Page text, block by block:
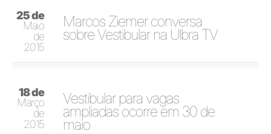
25 de
Maio
de
2015
Marcos Ziemer conversa
sobre Vestibular na Ulbra TV
18 de
Março
de
2015
Vestibular para vagas
ampliadas ocorre em 30 de
maio